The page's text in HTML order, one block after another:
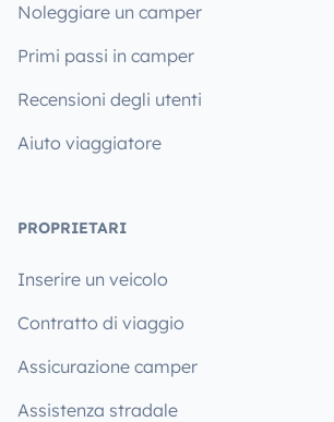
Noleggiare un camper
Primi passi in camper
Recensioni degli utenti
Aiuto viaggiatore
PROPRIETARI
Inserire un veicolo
Contratto di viaggio
Assicurazione camper
Assistenza stradale